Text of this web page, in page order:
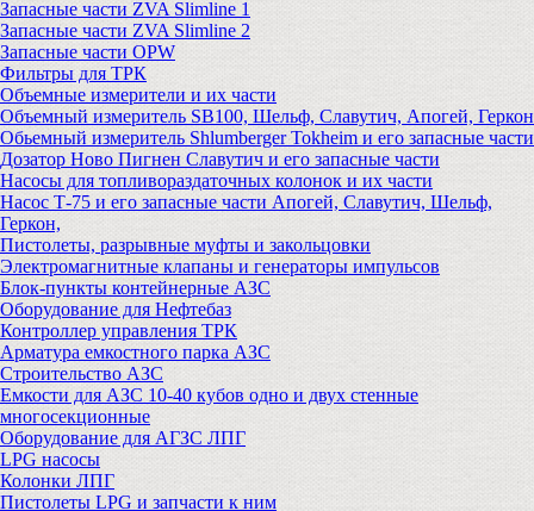
Запасные части ZVA Slimline 1
Запасные части ZVA Slimline 2
Запасные части OPW
Фильтры для ТРК
Объемные измерители и их части
Объемный измеритель SB100, Шельф, Славутич, Апогей, Геркон
Обьемный измеритель Shlumberger Tokheim и его запасные части
Дозатор Ново Пигнен Славутич и его запасные части
Насосы для топливораздаточных колонок и их части
Насос Т-75 и его запасные части Апогей, Славутич, Шельф,
Геркон,
Пистолеты, разрывные муфты и закольцовки
Электромагнитные клапаны и генераторы импульсов
Блок-пункты контейнерные АЗС
Оборудование для Нефтебаз
Контроллер управления ТРК
Арматура емкостного парка АЗС
Строительство АЗС
Емкости для АЗС 10-40 кубов одно и двух стенные
многосекционные
Оборудование для АГЗС ЛПГ
LPG насосы
Колонки ЛПГ
Пистолеты LPG и запчасти к ним